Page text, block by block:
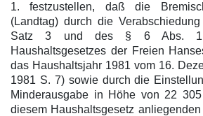
1. festzustellen, daß die
(Landtag) durch die
Satz 3 und des § 6 Abs.
Haushaltsgesetzes der Freien
das Haushaltsjahr 1981 vom 16.
1981 S. 7) sowie durch die
Minderausgabe in Höhe von 22
diesem Haushaltsgesetz